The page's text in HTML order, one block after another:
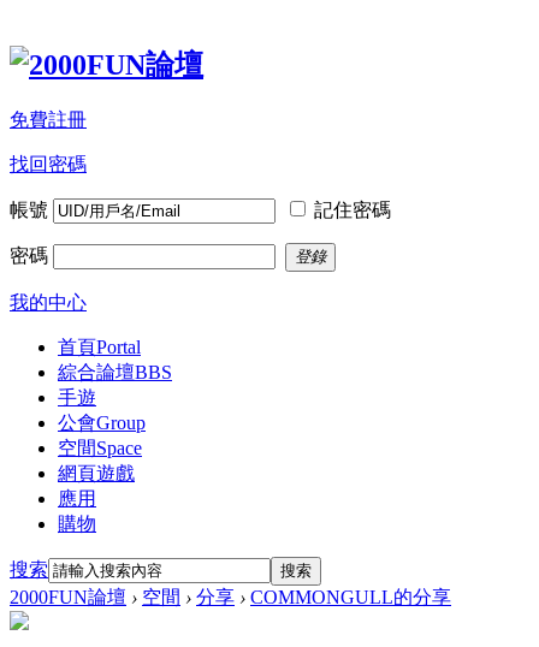
免費註冊
找回密碼
帳號 記住密碼
密碼 登錄
我的中心
首頁Portal
綜合論壇BBS
手遊
公會Group
空間Space
網頁遊戲
應用
購物
搜索 搜索
2000FUN論壇 › 空間 › 分享 › COMMONGULL的分享